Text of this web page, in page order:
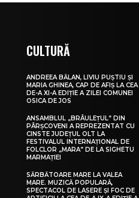
CULTURĂ
ANDREEA BĂLAN, LIVIU PUȘTIU ȘI
MARIA GHINEA, CAP DE AFIȘ LA CEA
DE-A XI-A EDIȚIE A ZILEI COMUNEI
OSICA DE JOS
ANSAMBLUL „BRÂULEȚUL” DIN
PÂRȘCOVENI A REPREZENTAT CU
CINSTE JUDEȚUL OLT LA
FESTIVALUL INTERNAȚIONAL DE
FOLCLOR „MARA” DE LA SIGHETU
MARMAȚIEI
SĂRBĂTOARE MARE LA VALEA
MARE. MUZICĂ POPULARĂ,
SPECTACOL DE LASERE ȘI FOC DE